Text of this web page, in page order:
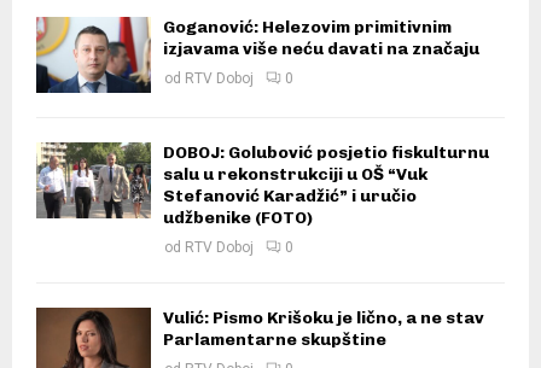
Goganović: Helezovim primitivnim
izjavama više neću davati na značaju
od RTV Doboj 0
DOBOJ: Golubović posjetio fiskulturnu
salu u rekonstrukciji u OŠ “Vuk
Stefanović Karadžić” i uručio
udžbenike (FOTO)
od RTV Doboj 0
Vulić: Pismo Krišoku je lično, a ne stav
Parlamentarne skupštine